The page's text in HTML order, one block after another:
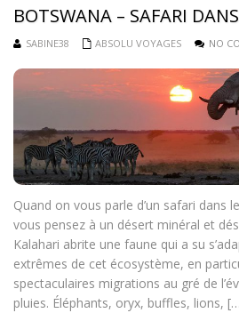
BOTSWANA – SAFARI
SABINE38 ABSOLU VOYAGES NO
Quand on vous parle d’un safari dans
vous pensez à un désert minéral et
Kalahari abrite une faune qui a su
extrêmes de cet écosystème, en
spectaculaires migrations au gré de
pluies. Éléphants, oryx, buffles, lions,